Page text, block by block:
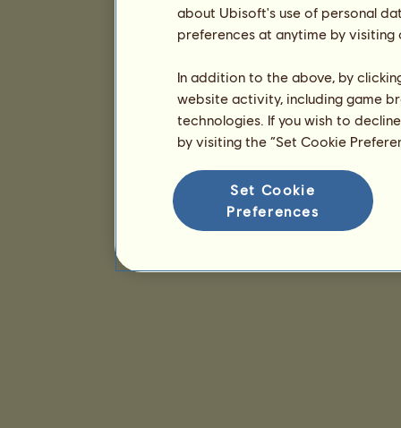
about Ubisoft's use of personal
preferences at anytime by
In addition to the above, by
website activity, including game
technologies. If you wish to
by visiting the “Set Cookie
Set Cookie
Preferences